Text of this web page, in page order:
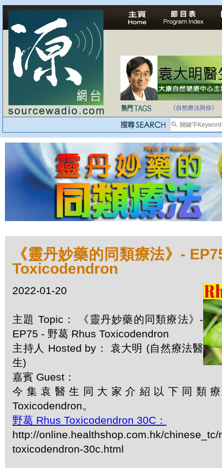
法治社會並不等同
自家教育合法化-
《自然療法與你》
《靈丹妙藥的同類療法》-
Toxicodendron
2022-01-20
主題 Topic： 《靈丹妙藥的同類療法》-
EP75 - 野葛 Rhus Toxicodendron
主持人 Hosted by： 袁大明 (自然療法醫
生)
嘉賓 Guest：
今集袁醫生同大家介紹以下同類
Toxicodendron。
野葛 Rhus Toxicodendron 30C：
http://online.healthshop.com.hk/chinese_tc/
toxicodendron-30c.html